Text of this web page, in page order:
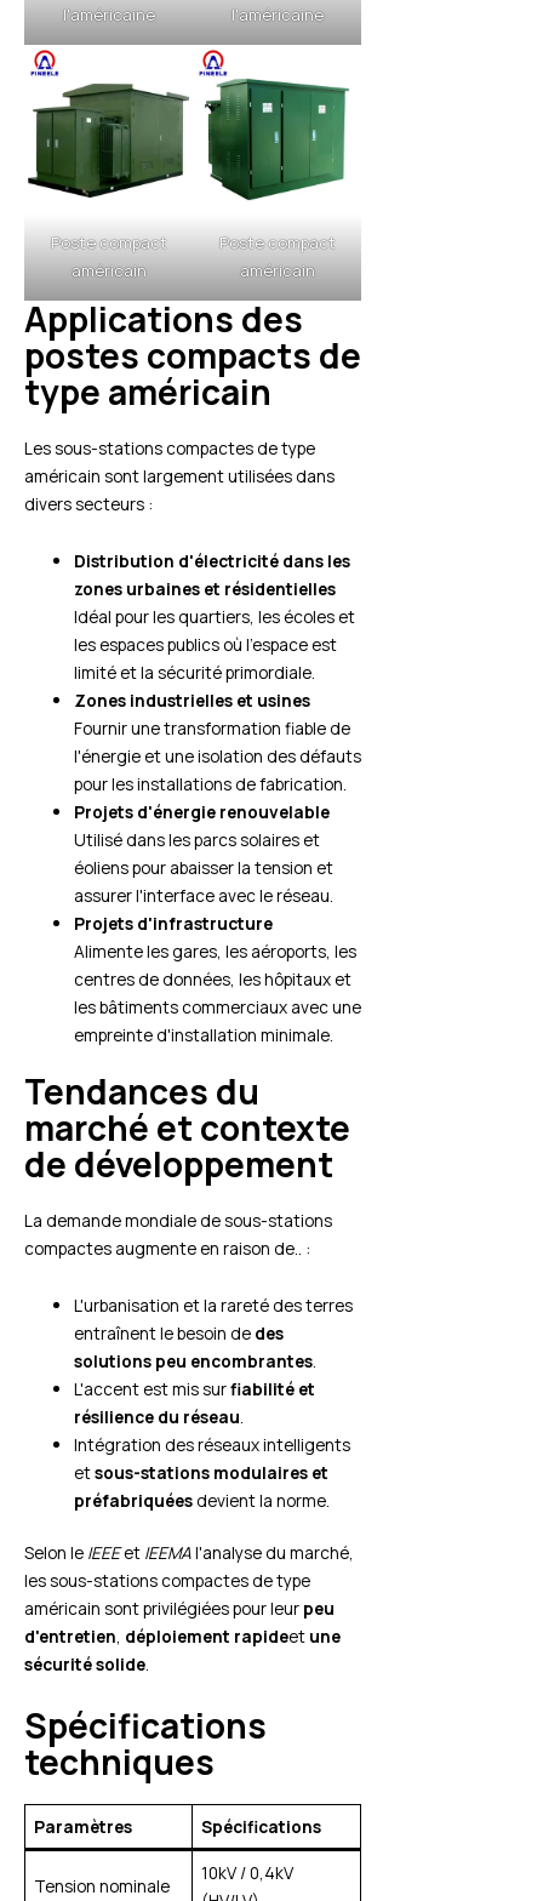
l'américaine
l'américaine
Poste compact
américain
Poste compact
américain
Applications des
postes compacts de
type américain
Les sous-stations compactes de type
américain sont largement utilisées dans
divers secteurs :
Distribution d'électricité dans les
zones urbaines et résidentielles
Idéal pour les quartiers, les écoles et
les espaces publics où l'espace est
limité et la sécurité primordiale.
Zones industrielles et usines
Fournir une transformation fiable de
l'énergie et une isolation des défauts
pour les installations de fabrication.
Projets d'énergie renouvelable
Utilisé dans les parcs solaires et
éoliens pour abaisser la tension et
assurer l'interface avec le réseau.
Projets d'infrastructure
Alimente les gares, les aéroports, les
centres de données, les hôpitaux et
les bâtiments commerciaux avec une
empreinte d'installation minimale.
Tendances du
marché et contexte
de développement
La demande mondiale de sous-stations
compactes augmente en raison de.. :
L'urbanisation et la rareté des terres
entraînent le besoin de des
solutions peu encombrantes
L'accent est mis surfiabilité et
résilience du réseau
Intégration des réseaux intelligents
etsous-stations modulaires et
préfabriquées devient la norme.
Selon le IEEEet IEEMAl'analyse du marché,
les sous-stations compactes de type
américain sont privilégiées pour leur peu
d'entretien, déploiement rapideet une
sécurité solide.
Spécifications
techniques
Paramètres Spécifications
Tension nominale
10kV / 0,4kV